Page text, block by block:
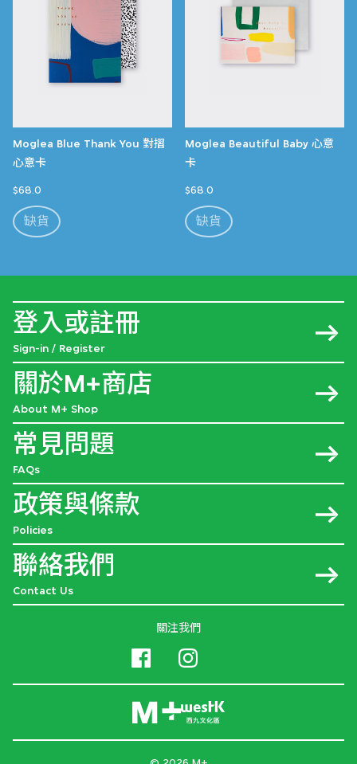
Moglea Blue Thank You 對摺
心意卡
$68.0
缺貨
Moglea Beautiful Baby 心意
卡
$68.0
缺貨
登入或註冊
Sign-in / Register
關於M+商店
About M+ Shop
常見問題
FAQs
政策與條款
Policies
聯絡我們
Contact Us
關注我們